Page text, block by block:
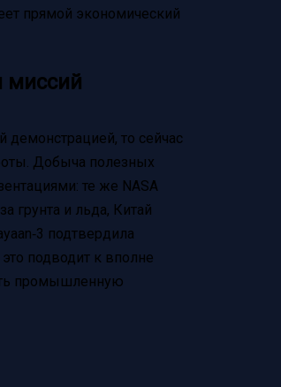
прямой экономический
миссий
то сейчас
Добыча полезных
те же NASA
грунта и льда, Китай
подтвердила
подводит к вполне
промышленную